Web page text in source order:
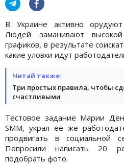
В Украине активно орудуют
Людей заманивают
графиков, в результате
какие уловки идут
Читай также:
Три простых правила, чтобы
счастливыми
Тестовое задание Марии
SMM, украл ее же
продвигать в социальной
Попросили написать 20
подобрать фото.